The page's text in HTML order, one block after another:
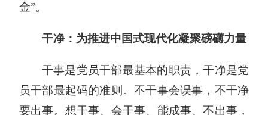
金”。
干净：为推进中国式现代化凝聚磅礴力量
干事是党员干部最基本的职责，干净是党
员干部最起码的准则。不干事会误事，不干净
要出事。想干事、会干事、能成事、不出事，